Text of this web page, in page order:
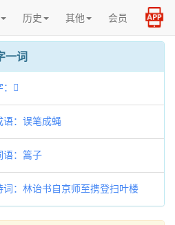
历史 其他 会员
一词
𤈑
语：误笔成蝇
语：篙子
词：林诒书自京师至携登扫叶楼